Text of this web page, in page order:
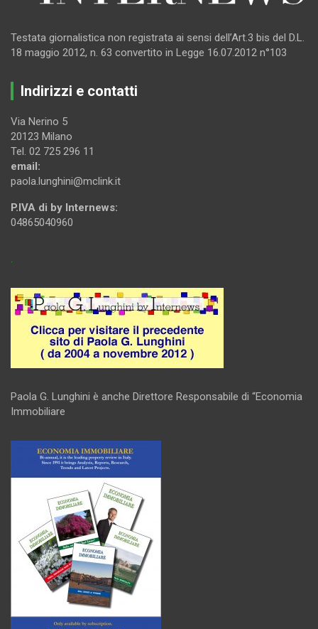
Testata giornalistica non registrata ai sensi dell’Art.3 bis del D.L.
18 maggio 2012, n. 63 convertito in Legge 16.07.2012 n°103
Indirizzi e contatti
Via Nerino 5
20123 Milano
Tel. 02 725 296 11
email:
paola.lunghini@mclink.it
P.IVA di by Internews:
04865040960
.
Paola G. Lunghini è anche Direttore Responsabile di “Economia
Immobiliare